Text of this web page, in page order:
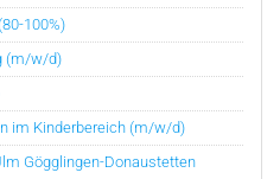
100%)
(m/w/d)
im Kinderbereich (m/w/d)
Gögglingen-Donaustetten